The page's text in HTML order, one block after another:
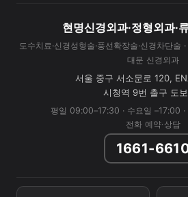
현명신경외과·정형외과·
도수치료·신경성형술·풍선확장술·신경차단술 ·
대문 신경외과
서울 중구 서소문로 120,
시청역 9번 출구 도
평일 09:00–17:30 · 수요일 –17:00
전화 예약·상담
1661-